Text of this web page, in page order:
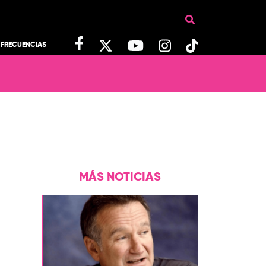
FRECUENCIAS
MÁS NOTICIAS